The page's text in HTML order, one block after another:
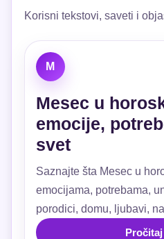
Korisni tekstovi, saveti i
M
Mesec u
emocije,
svet
Saznajte šta Mesec u
emocijama, potrebama,
porodici, domu, ljubavi,
sigurnosti.